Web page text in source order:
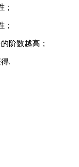
；
；
阶数越高；
.